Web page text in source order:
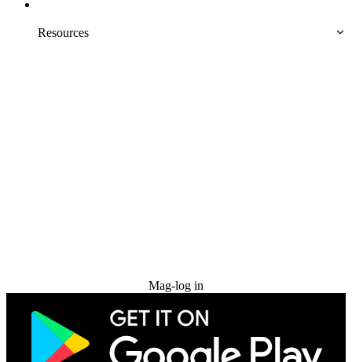
Resources
Mag-log in